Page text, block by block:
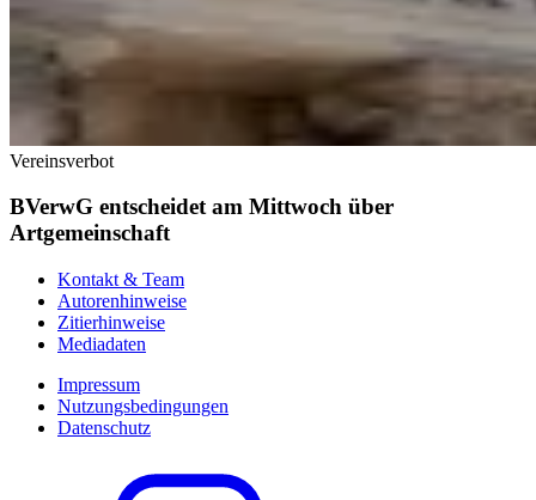
Vereinsverbot
BVerwG entscheidet am Mittwoch über
Artgemeinschaft
Kontakt & Team
Autorenhinweise
Zitierhinweise
Mediadaten
Impressum
Nutzungsbedingungen
Datenschutz